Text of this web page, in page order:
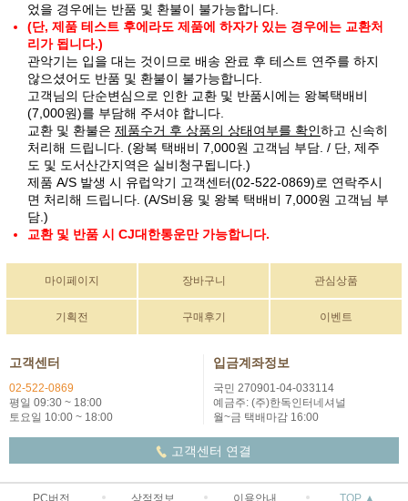
었을 경우에는 반품 및 환불이 불가능합니다.
(단, 제품 테스트 후에라도 제품에 하자가 있는 경우에는 교환처
리가 됩니다.)
관악기는 입을 대는 것이므로 배송 완료 후 테스트 연주를 하지
않으셨어도 반품 및 환불이 불가능합니다.
고객님의 단순변심으로 인한 교환 및 반품시에는 왕복택배비
(7,000원)를 부담해 주셔야 합니다.
교환 및 환불은 제품수거 후 상품의 상태여부를 확인하고 신속히
처리해 드립니다. (왕복 택배비 7,000원 고객님 부담. / 단, 제주
도 및 도서산간지역은 실비청구됩니다.)
제품 A/S 발생 시 유럽악기 고객센터(02-522-0869)로 연락주시
면 처리해 드립니다. (A/S비용 및 왕복 택배비 7,000원 고객님 부
담.)
교환 및 반품 시 CJ대한통운만 가능합니다.
마이페이지 장바구니 관심상품
기획전 구매후기 이벤트
고객센터
02-522-0869
평일 09:30 ~ 18:00
토요일 10:00 ~ 18:00
입금계좌정보
국민 270901-04-033114
예금주: (주)한독인터네셔널
월~금 택배마감 16:00
고객센터 연결
PC버전 상점정보 이용안내 TOP ▲